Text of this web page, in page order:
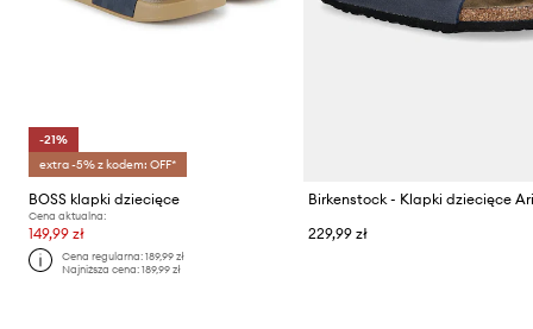
-21%
extra -5% z kodem: OFF*
BOSS klapki dziecięce
Cena aktualna:
149,99 zł
Cena regularna:189,99 zł
Najniższa cena:189,99 zł
Birkenstock - Klapki dziecięce
229,99 zł